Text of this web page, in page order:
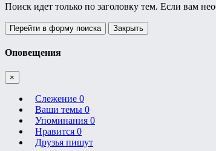
Поиск идет только по заголовку тем. Если вам
Перейти в форму поиска Закрыть
Оповещения
×
Слежение 0
Ваши темы 0
Упоминания 0
Нравится 0
Друзья пишут